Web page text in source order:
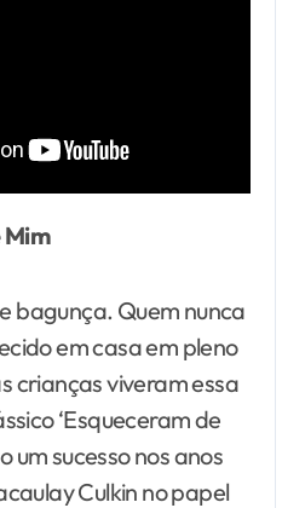
Mim
bagunça. Quem nunca
em casa em pleno
crianças viveram essa
‘Esqueceram de
um sucesso nos anos
Culkin no papel